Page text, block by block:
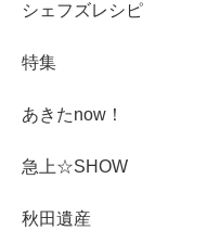
シェフズレシピ
特集
あきたnow！
急上☆SHOW
秋田遺産